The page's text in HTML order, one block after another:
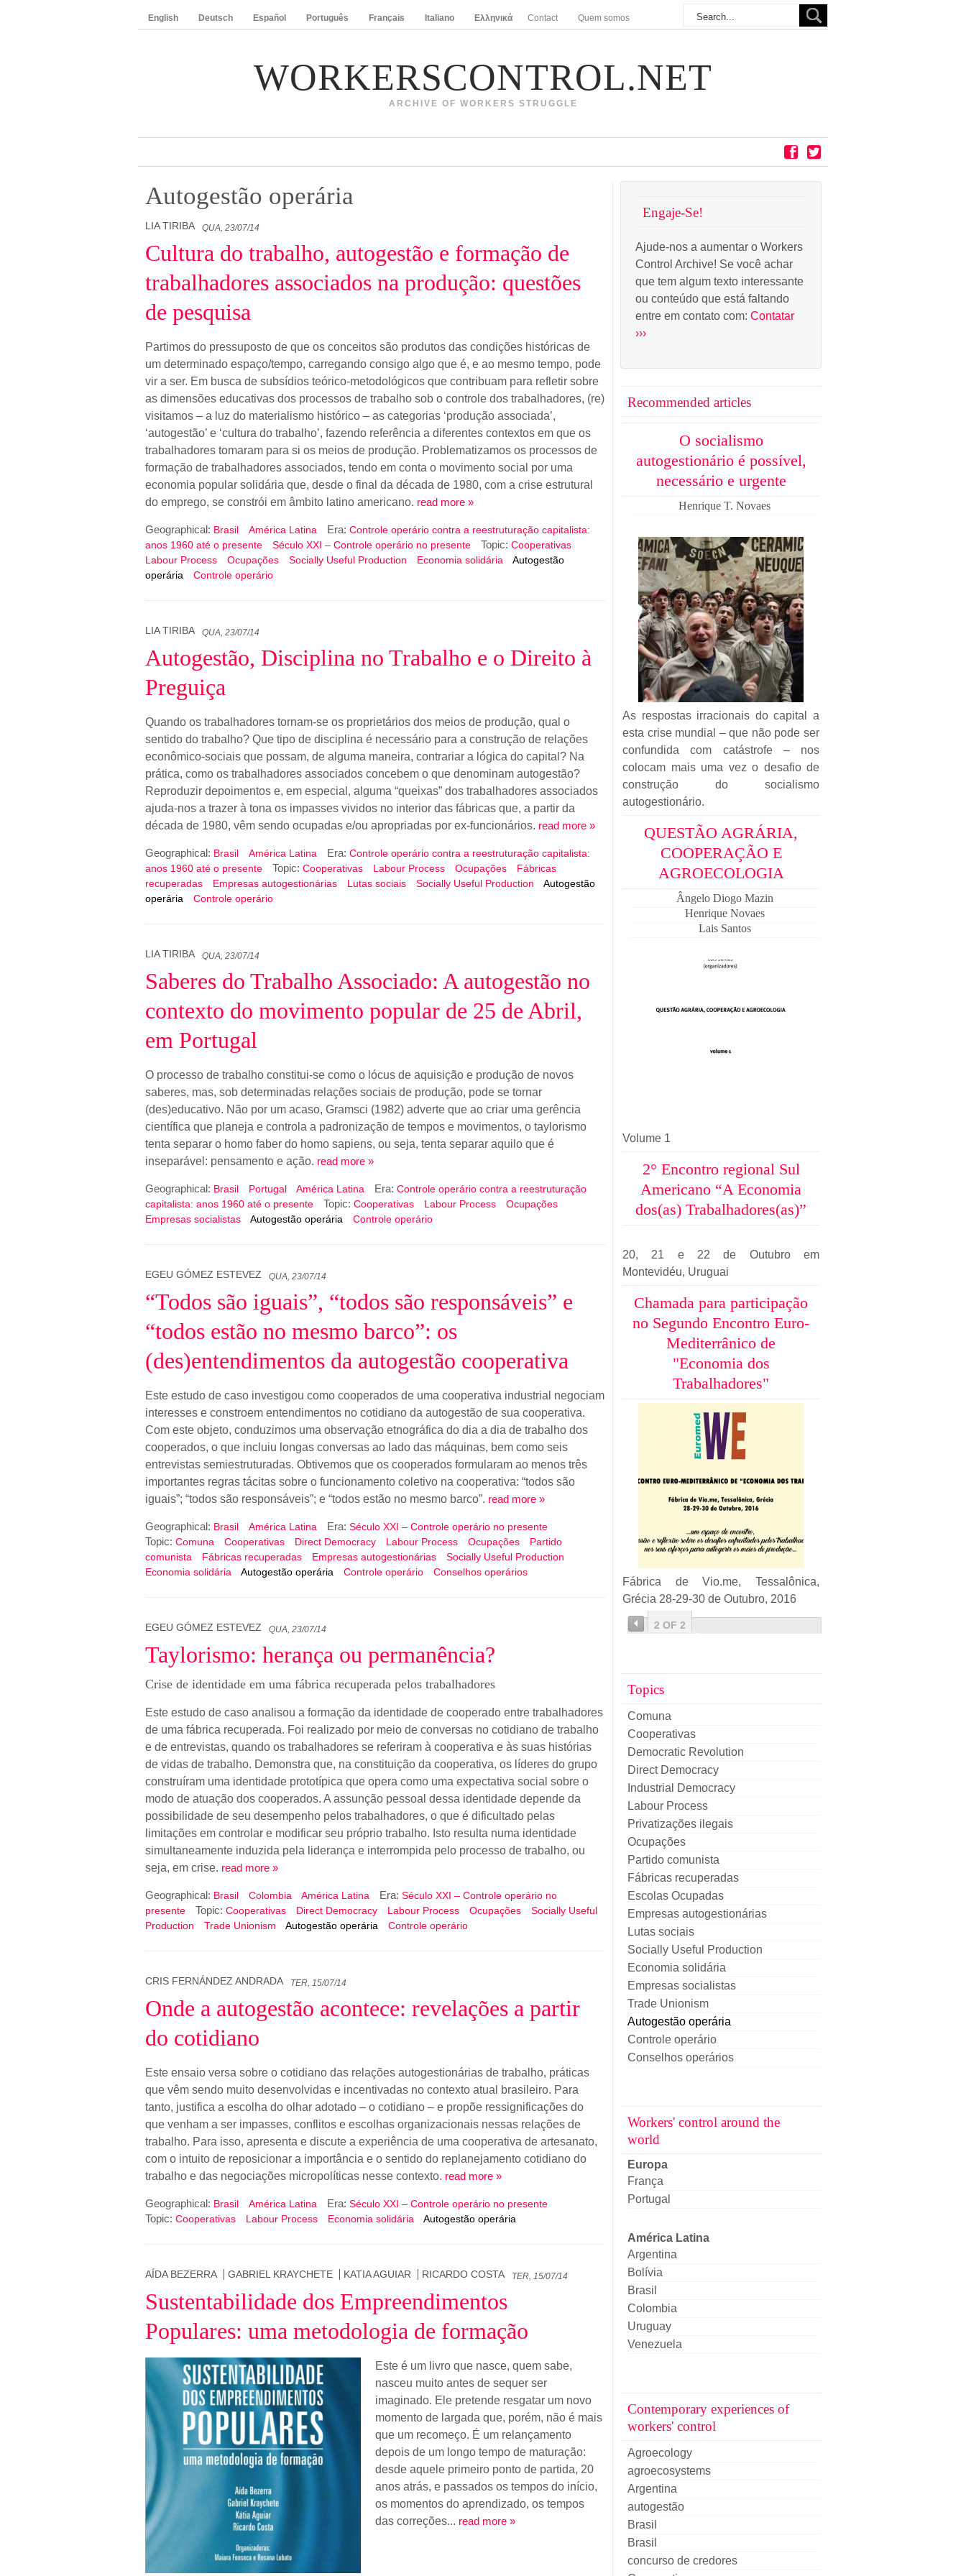
English Deutsch Español Português Français Italiano Ελληνικά Contact Quem somos
WORKERSCONTROL.NET
ARCHIVE OF WORKERS STRUGGLE
Autogestão operária
LIA TIRIBA QUA, 23/07/14
Cultura do trabalho, autogestão e formação de
trabalhadores associados na produção: questões
de pesquisa
Partimos do pressuposto de que os conceitos são produtos das condições históricas de
um determinado espaço/tempo, carregando consigo algo que é, e ao mesmo tempo, pode
vir a ser. Em busca de subsídios teórico-metodológicos que contribuam para refletir sobre
as dimensões educativas dos processos de trabalho sob o controle dos trabalhadores, (re)
visitamos – a luz do materialismo histórico – as categorias ‘produção associada’,
‘autogestão’ e ‘cultura do trabalho’, fazendo referência a diferentes contextos em que os
trabalhadores tomaram para si os meios de produção. Problematizamos os processos de
formação de trabalhadores associados, tendo em conta o movimento social por uma
economia popular solidária que, desde o final da década de 1980, com a crise estrutural
do emprego, se constrói em âmbito latino americano. read more »
Geographical: Brasil América Latina Era: Controle operário contra a reestruturação capitalista:
anos 1960 até o presente
Século XXI – Controle operário no presente Topic: Cooperativas
Labour Process
Ocupações Socially Useful Production Economia solidária
Autogestão
operária
Controle operário
LIA TIRIBA QUA, 23/07/14
Autogestão, Disciplina no Trabalho e o Direito à
Preguiça
Quando os trabalhadores tornam-se os proprietários dos meios de produção, qual o
sentido do trabalho? Que tipo de disciplina é necessário para a construção de relações
econômico-sociais que possam, de alguma maneira, contrariar a lógica do capital? Na
prática, como os trabalhadores associados concebem o que denominam autogestão?
Reproduzir depoimentos e, em especial, alguma “queixas” dos trabalhadores associados
ajuda-nos a trazer à tona os impasses vividos no interior das fábricas que, a partir da
década de 1980, vêm sendo ocupadas e/ou apropriadas por ex-funcionários. read more »
Geographical: Brasil América Latina Era: Controle operário contra a reestruturação capitalista:
anos 1960 até o presente
Topic: Cooperativas Labour Process Ocupações
Fábricas
recuperadas
Empresas autogestionárias Lutas sociais Socially Useful Production
Autogestão
operária
Controle operário
LIA TIRIBA QUA, 23/07/14
Saberes do Trabalho Associado: A autogestão no
contexto do movimento popular de 25 de Abril,
em Portugal
O processo de trabalho constitui-se como o lócus de aquisição e produção de novos
saberes, mas, sob determinadas relações sociais de produção, pode se tornar
(des)educativo. Não por um acaso, Gramsci (1982) adverte que ao criar uma gerência
científica que planeja e controla a padronização de tempos e movimentos, o taylorismo
tenta separar o homo faber do homo sapiens, ou seja, tenta separar aquilo que é
inseparável: pensamento e ação. read more »
Geographical: Brasil Portugal América Latina Era: Controle operário contra a reestruturação
capitalista: anos 1960 até o presente
Topic: Cooperativas Labour Process
Ocupações
Empresas socialistas
Autogestão operária Controle operário
EGEU GÓMEZ ESTEVEZ QUA, 23/07/14
“Todos são iguais”, “todos são responsáveis” e
“todos estão no mesmo barco”: os
(des)entendimentos da autogestão cooperativa
Este estudo de caso investigou como cooperados de uma cooperativa industrial negociam
interesses e constroem entendimentos no cotidiano da autogestão de sua cooperativa.
Com este objeto, conduzimos uma observação etnográfica do dia a dia de trabalho dos
cooperados, o que incluiu longas conversas ao lado das máquinas, bem como seis
entrevistas semiestruturadas. Obtivemos que os cooperados formularam ao menos três
importantes regras tácitas sobre o funcionamento coletivo na cooperativa: “todos são
iguais”; “todos são responsáveis”; e “todos estão no mesmo barco”. read more »
Geographical: Brasil América Latina Era: Século XXI – Controle operário no presente
Topic: Comuna Cooperativas Direct Democracy Labour Process Ocupações
Partido
comunista
Fábricas recuperadas Empresas autogestionárias
Socially Useful Production
Economia solidária
Autogestão operária Controle operário Conselhos operários
EGEU GÓMEZ ESTEVEZ QUA, 23/07/14
Taylorismo: herança ou permanência?
Crise de identidade em uma fábrica recuperada pelos trabalhadores
Este estudo de caso analisou a formação da identidade de cooperado entre trabalhadores
de uma fábrica recuperada. Foi realizado por meio de conversas no cotidiano de trabalho
e de entrevistas, quando os trabalhadores se referiram à cooperativa e às suas histórias
de vidas de trabalho. Demonstra que, na constituição da cooperativa, os líderes do grupo
construíram uma identidade prototípica que opera como uma expectativa social sobre o
modo de atuação dos cooperados. A assunção pessoal dessa identidade depende da
possibilidade de seu desempenho pelos trabalhadores, o que é dificultado pelas
limitações em controlar e modificar seu próprio trabalho. Isto resulta numa identidade
simultaneamente induzida pela liderança e interrompida pelo processo de trabalho, ou
seja, em crise. read more »
Geographical: Brasil Colombia América Latina Era: Século XXI – Controle operário no
presente
Topic: Cooperativas Direct Democracy Labour Process Ocupações
Socially Useful
Production
Trade Unionism Autogestão operária Controle operário
CRIS FERNÁNDEZ ANDRADA TER, 15/07/14
Onde a autogestão acontece: revelações a partir
do cotidiano
Este ensaio versa sobre o cotidiano das relações autogestionárias de trabalho, práticas
que vêm sendo muito desenvolvidas e incentivadas no contexto atual brasileiro. Para
tanto, justifica a escolha do olhar adotado – o cotidiano – e propõe ressignificações do
que venham a ser impasses, conflitos e escolhas organizacionais nessas relações de
trabalho. Para isso, apresenta e discute a experiência de uma cooperativa de artesanato,
com o intuito de reposicionar a importância e o sentido do replanejamento cotidiano do
trabalho e das negociações micropolíticas nesse contexto. read more »
Geographical: Brasil América Latina Era: Século XXI – Controle operário no presente
Topic: Cooperativas Labour Process Economia solidária Autogestão operária
AÍDA BEZERRA GABRIEL KRAYCHETE KATIA AGUIAR RICARDO COSTA TER, 15/07/14
Sustentabilidade dos Empreendimentos
Populares: uma metodologia de formação
Este é um livro que nasce, quem sabe,
nasceu muito antes de sequer ser
imaginado. Ele pretende resgatar um novo
momento de largada que, porém, não é mais
que um recomeço. É um relançamento
depois de um longo tempo de maturação:
desde aquele primeiro ponto de partida, 20
anos atrás, e passados os tempos do início,
os momentos do aprendizado, os tempos
das correções... read more »
Engaje-Se!
Ajude-nos a aumentar o Workers
Control Archive! Se você achar
que tem algum texto interessante
ou conteúdo que está faltando
entre em contato com: Contatar
›››
Recommended articles
O socialismo
autogestionário é possível,
necessário e urgente
Henrique T. Novaes
As respostas irracionais do capital a
esta crise mundial – que não pode ser
confundida com catástrofe – nos
colocam mais uma vez o desafio de
construção do socialismo
autogestionário.
QUESTÃO AGRÁRIA,
COOPERAÇÃO E
AGROECOLOGIA
Ângelo Diogo Mazin
Henrique Novaes
Lais Santos
Volume 1
2° Encontro regional Sul
Americano “A Economia
dos(as) Trabalhadores(as)”
20, 21 e 22 de Outubro em
Montevidéu, Uruguai
Chamada para participação
no Segundo Encontro Euro-
Mediterrânico de
"Economia dos
Trabalhadores"
Fábrica de Vio.me, Tessalônica,
Grécia 28-29-30 de Outubro, 2016
2 OF 2
Topics
Comuna
Cooperativas
Democratic Revolution
Direct Democracy
Industrial Democracy
Labour Process
Privatizações ilegais
Ocupações
Partido comunista
Fábricas recuperadas
Escolas Ocupadas
Empresas autogestionárias
Lutas sociais
Socially Useful Production
Economia solidária
Empresas socialistas
Trade Unionism
Autogestão operária
Controle operário
Conselhos operários
Workers' control around the
world
Europa
França
Portugal
América Latina
Argentina
Bolívia
Brasil
Colombia
Uruguay
Venezuela
Contemporary experiences of
workers' control
Agroecology
agroecosystems
Argentina
autogestão
Brasil
Brasil
concurso de credores